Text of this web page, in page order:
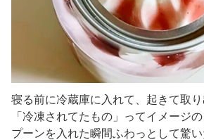
寝る前に冷蔵庫に入れて、起きて取
「冷凍されてたもの」ってイメージ
プーンを入れた瞬間ふわっとして驚い